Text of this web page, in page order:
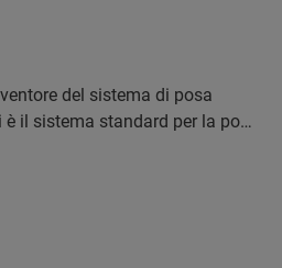
del sistema di posa
il sistema standard per la posa
sistema a incastro